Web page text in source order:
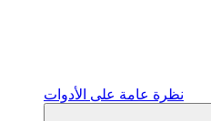
نظرة عامة على الأدوات